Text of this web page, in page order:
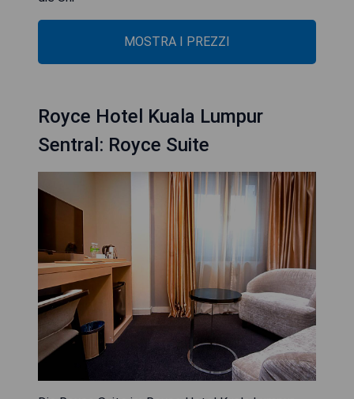
MOSTRA I PREZZI
Royce Hotel Kuala Lumpur
Sentral: Royce Suite